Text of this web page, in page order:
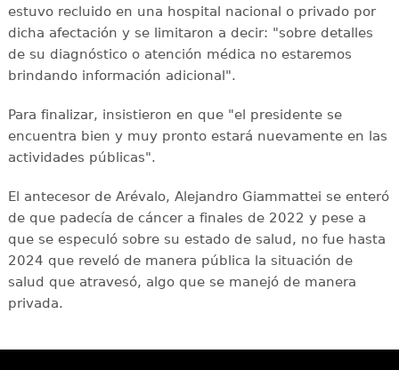
estuvo recluido en una hospital nacional o privado por
dicha afectación y se limitaron a decir: "sobre detalles
de su diagnóstico o atención médica no estaremos
brindando información adicional".
Para finalizar, insistieron en que "el presidente se
encuentra bien y muy pronto estará nuevamente en las
actividades públicas".
El antecesor de Arévalo, Alejandro Giammattei se enteró
de que padecía de cáncer a finales de 2022 y pese a
que se especuló sobre su estado de salud, no fue hasta
2024 que reveló de manera pública la situación de
salud que atravesó, algo que se manejó de manera
privada.